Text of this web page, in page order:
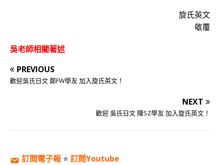
旋氏英文
敬覆
吳老師相關著述
PREVIOUS
歡迎吳氏日文 鄭FW學友 加入旋氏英文！
NEXT
歡迎 吳氏日文 陳SZ學友 加入旋氏英文！
訂閱電子報 ⭐️ 訂閱Youtube